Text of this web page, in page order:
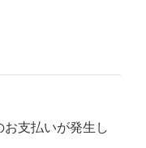
支払いが発生し